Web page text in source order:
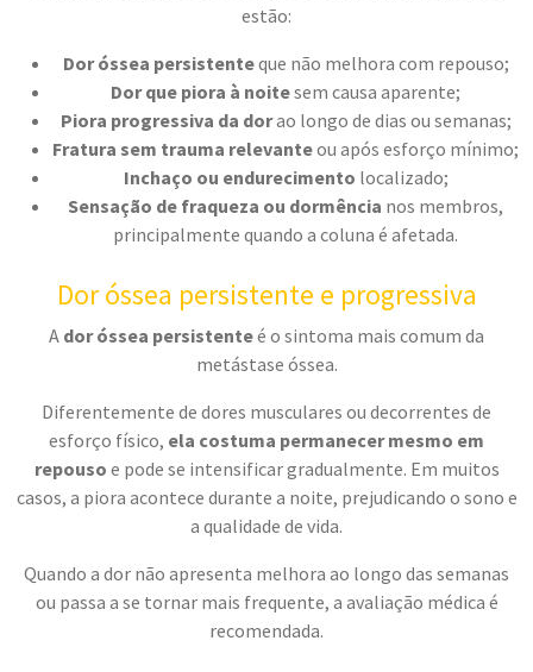
estão:
Dor óssea persistenteque não melhora com repouso;
Dor que piora à noitesem causa aparente;
Piora progressiva da dorao longo de dias ou semanas;
Fratura sem trauma relevanteou após esforço mínimo;
Inchaço ou endurecimento localizado;
Sensação de fraqueza ou dormência nos membros,
principalmente quando a coluna é afetada.
Dor óssea persistente e progressiva
A dor óssea persistenteé o sintoma mais comum da
metástase óssea.
Diferentemente de dores musculares ou decorrentes de
esforço físico, ela costuma permanecer mesmo em
repouso e pode se intensificar gradualmente. Em muitos
casos, a piora acontece durante a noite, prejudicando o sono e
a qualidade de vida.
Quando a dor não apresenta melhora ao longo das semanas
ou passa a se tornar mais frequente, a avaliação médica é
recomendada.